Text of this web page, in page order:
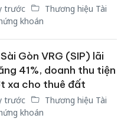
trước
Thương hiệu Tài
khoán
Gòn VRG (SIP) lãi
41%, doanh thu tiện
xa cho thuê đất
trước
Thương hiệu Tài
khoán